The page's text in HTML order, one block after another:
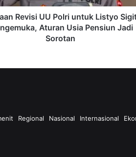
Revisi UU Polri untuk Listyo
Aturan Usia Pensiun Jadi
Sorotan
Regional Nasional Internasional